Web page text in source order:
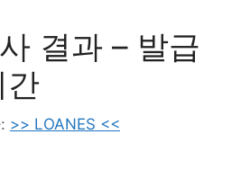
결과 – 발급
간
>> LOANES <<